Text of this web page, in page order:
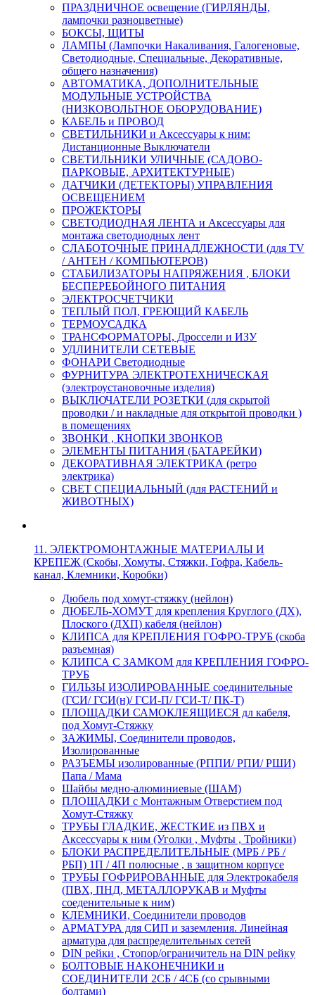
ПРАЗДНИЧНОЕ освещение (ГИРЛЯНДЫ,
лампочки разноцветные)
БОКСЫ, ЩИТЫ
ЛАМПЫ (Лампочки Накаливания, Галогеновые,
Светодиодные, Специальные, Декоративные,
общего назначения)
АВТОМАТИКА, ДОПОЛНИТЕЛЬНЫЕ
МОДУЛЬНЫЕ УСТРОЙСТВА
(НИЗКОВОЛЬТНОЕ ОБОРУДОВАНИЕ)
КАБЕЛЬ и ПРОВОД
СВЕТИЛЬНИКИ и Аксессуары к ним:
Дистанционные Выключатели
СВЕТИЛЬНИКИ УЛИЧНЫЕ (САДОВО-
ПАРКОВЫЕ, АРХИТЕКТУРНЫЕ)
ДАТЧИКИ (ДЕТЕКТОРЫ) УПРАВЛЕНИЯ
ОСВЕЩЕНИЕМ
ПРОЖЕКТОРЫ
СВЕТОДИОДНАЯ ЛЕНТА и Аксессуары для
монтажа светодиодных лент
СЛАБОТОЧНЫЕ ПРИНАДЛЕЖНОСТИ (для TV
/ АНТЕН / КОМПЬЮТЕРОВ)
СТАБИЛИЗАТОРЫ НАПРЯЖЕНИЯ , БЛОКИ
БЕСПЕРЕБОЙНОГО ПИТАНИЯ
ЭЛЕКТРОСЧЕТЧИКИ
ТЕПЛЫЙ ПОЛ, ГРЕЮЩИЙ КАБЕЛЬ
ТЕРМОУСАДКА
ТРАНСФОРМАТОРЫ, Дроссели и ИЗУ
УДЛИНИТЕЛИ СЕТЕВЫЕ
ФОНАРИ Светодиодные
ФУРНИТУРА ЭЛЕКТРОТЕХНИЧЕСКАЯ
(электроустановочные изделия)
ВЫКЛЮЧАТЕЛИ РОЗЕТКИ (для скрытой
проводки / и накладные для открытой проводки )
в помещениях
ЗВОНКИ , КНОПКИ ЗВОНКОВ
ЭЛЕМЕНТЫ ПИТАНИЯ (БАТАРЕЙКИ)
ДЕКОРАТИВНАЯ ЭЛЕКТРИКА (ретро
электрика)
СВЕТ СПЕЦИАЛЬНЫЙ (для РАСТЕНИЙ и
ЖИВОТНЫХ)
11. ЭЛЕКТРОМОНТАЖНЫЕ МАТЕРИАЛЫ И
КРЕПЕЖ (Скобы, Хомуты, Стяжки, Гофра, Кабель-
канал, Клемники, Коробки)
Дюбель под хомут-стяжку (нейлон)
ДЮБЕЛЬ-ХОМУТ для крепления Круглого (ДХ),
Плоского (ДХП) кабеля (нейлон)
КЛИПСА для КРЕПЛЕНИЯ ГОФРО-ТРУБ (скоба
разъемная)
КЛИПСА С ЗАМКОМ для КРЕПЛЕНИЯ ГОФРО-
ТРУБ
ГИЛЬЗЫ ИЗОЛИРОВАННЫЕ соединительные
(ГСИ/ ГСИ(н)/ ГСИ-П/ ГСИ-Т/ ПК-Т)
ПЛОЩАДКИ САМОКЛЕЯЩИЕСЯ дл кабеля,
под Хомут-Стяжку
ЗАЖИМЫ, Соединители проводов,
Изолированные
РАЗЪЕМЫ изолированные (РППИ/ РПИ/ РШИ)
Папа / Мама
Шайбы медно-алюминиевые (ШАМ)
ПЛОЩАДКИ с Монтажным Отверстием под
Хомут-Стяжку
ТРУБЫ ГЛАДКИЕ, ЖЕСТКИЕ из ПВХ и
Аксессуары к ним (Уголки , Муфты , Тройники)
БЛОКИ РАСПРЕДЕЛИТЕЛЬНЫЕ (МРБ / РБ /
РБП) 1П / 4П полюсные , в защитном корпусе
ТРУБЫ ГОФРИРОВАННЫЕ для Электрокабеля
(ПВХ, ПНД, МЕТАЛЛОРУКАВ и Муфты
соеденительные к ним)
КЛЕМНИКИ, Соединители проводов
АРМАТУРА для СИП и заземления. Линейная
арматура для распределительных сетей
DIN рейки , Стопор/ограничитель на DIN рейку
БОЛТОВЫЕ НАКОНЕЧНИКИ и
СОЕДИНИТЕЛИ 2СБ / 4СБ (со срывными
болтами)